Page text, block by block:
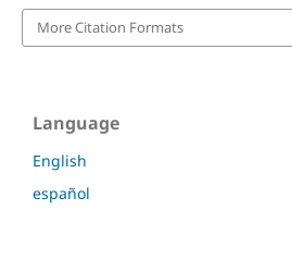
More Citation Formats
Language
English
español